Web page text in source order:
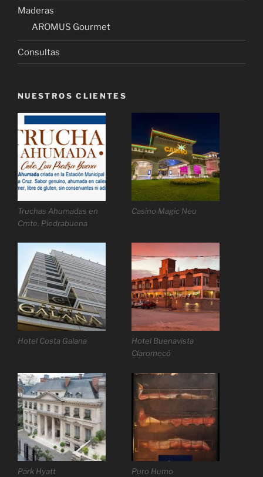
Maderas
AROMUS Gourmet
Consultas
NUESTROS CLIENTES
Truchas Ahumadas en
Cmte. Piedrabuena
Casino Magic Neu
Hotel Costa Galana
Hotel Buenavista
Claromecó
Park Hyatt Puro Humo